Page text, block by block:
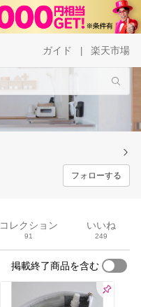
ガイド 楽天市場
フォローする
コレクション
91
いいね
249
掲載終了商品を含む